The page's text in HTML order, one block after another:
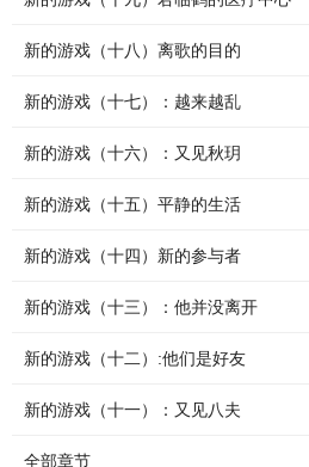
新的游戏（十八）离歌的目的
新的游戏（十七）：越来越乱
新的游戏（十六）：又见秋玥
新的游戏（十五）平静的生活
新的游戏（十四）新的参与者
新的游戏（十三）：他并没离开
新的游戏（十二）:他们是好友
新的游戏（十一）：又见八夫
全部章节